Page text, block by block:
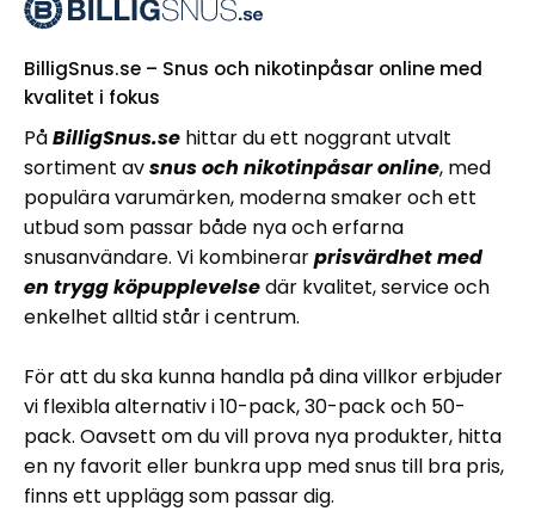
BilligSnus.se – Snus och nikotinpåsar online med
kvalitet i fokus
PåBilligSnus.sehittar du ett noggrant utvalt
sortiment avsnus och nikotinpåsar online, med
populära varumärken, moderna smaker och ett
utbud som passar både nya och erfarna
snusanvändare. Vi kombinerarprisvärdhet med
en trygg köpupplevelsedär kvalitet, service och
enkelhet alltid står i centrum.
För att du ska kunna handla på dina villkor erbjuder
vi flexibla alternativ i 10-pack, 30-pack och 50-
pack. Oavsett om du vill prova nya produkter, hitta
en ny favorit eller bunkra upp med snus till bra pris,
finns ett upplägg som passar dig.